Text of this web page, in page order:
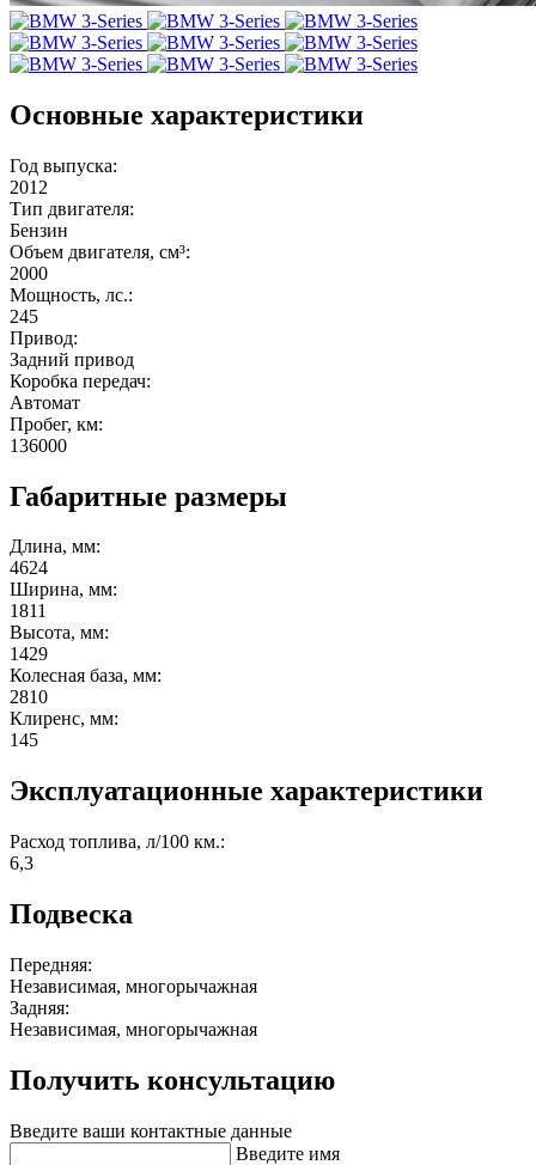
Основные характеристики
Год выпуска:
2012
Тип двигателя:
Бензин
Объем двигателя, см³:
2000
Мощность, лс.:
245
Привод:
Задний привод
Коробка передач:
Автомат
Пробег, км:
136000
Габаритные размеры
Длина, мм:
4624
Ширина, мм:
1811
Высота, мм:
1429
Колесная база, мм:
2810
Клиренс, мм:
145
Эксплуатационные характеристики
Расход топлива, л/100 км.:
6,3
Подвеска
Передняя:
Независимая, многорычажная
Задняя:
Независимая, многорычажная
Получить консультацию
Введите ваши контактные данные
Введите имя